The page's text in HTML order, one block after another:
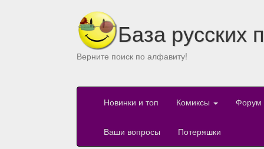
База русских
Верните поиск по алфавиту!
Новинки и топ Комиксы Форум
Ваши вопросы Потеряшки